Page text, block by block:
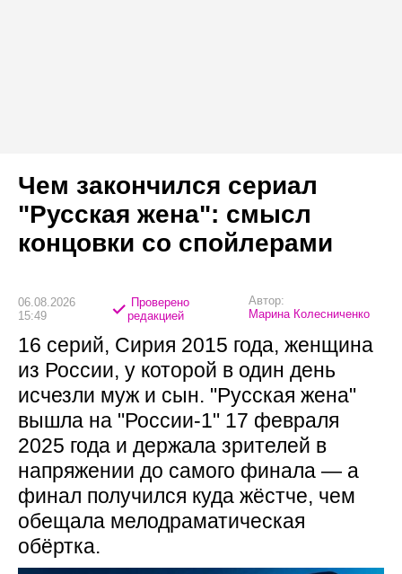
Чем закончился сериал
"Русская жена": смысл
концовки со спойлерами
06.08.2026
15:49
Проверено
редакцией
Автор:
Марина Колесниченко
16 серий, Сирия 2015 года, женщина
из России, у которой в один день
исчезли муж и сын. "Русская жена"
вышла на "России-1" 17 февраля
2025 года и держала зрителей в
напряжении до самого финала — а
финал получился куда жёстче, чем
обещала мелодраматическая
обёртка.